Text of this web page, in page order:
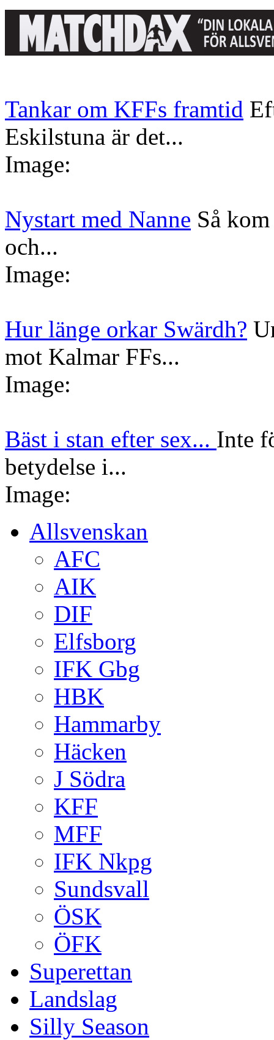
Tankar om KFFs framtid
Eskilstuna är det...
Image:
Nystart med Nanne Så
och...
Image:
Hur länge orkar Swärdh?
mot Kalmar FFs...
Image:
Bäst i stan efter sex... Inte
betydelse i...
Image:
Allsvenskan
AFC
AIK
DIF
Elfsborg
IFK Gbg
HBK
Hammarby
Häcken
J Södra
KFF
MFF
IFK Nkpg
Sundsvall
ÖSK
ÖFK
Superettan
Landslag
Silly Season